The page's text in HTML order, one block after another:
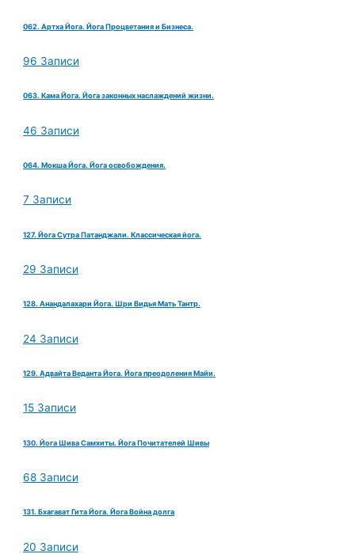
062. Артха Йога. Йога Процветания и Бизнеса.
96 Записи
063. Кама Йога. Йога законных наслаждений жизни.
46 Записи
064. Мокша Йога. Йога освобождения.
7 Записи
127. Йога Сутра Патанджали. Классическая йога.
29 Записи
128. Анандалахари Йога. Шри Видья Мать Тантр.
24 Записи
129. Адвайта Веданта Йога. Йога преодоления Майи.
15 Записи
130. Йога Шива Самхиты. Йога Почитателей Шивы
68 Записи
131. Бхагават Гита Йога. Йога Война долга
20 Записи